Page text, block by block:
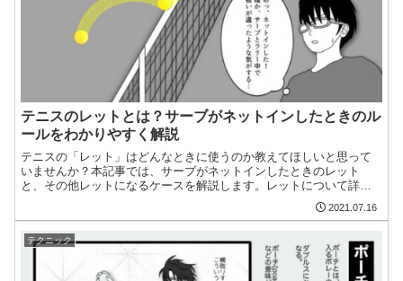
テニスのレットとは？サーブがネットインしたときのル
ールをわかりやすく解説
テニスの「レット」はどんなときに使うのか教えてほしいと思って
いませんか？本記事では、サーブがネットインしたときのレット
と、その他レットになるケースを解説します。レットについて詳し
2021.07.16
テクニック